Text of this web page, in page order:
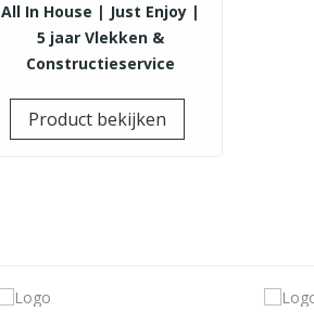
All In House | Just Enjoy |
5 jaar Vlekken &
Constructieservice
Product bekijken